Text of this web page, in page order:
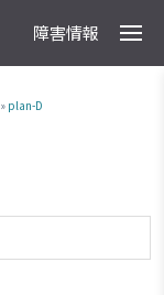
障害情報
» plan-D